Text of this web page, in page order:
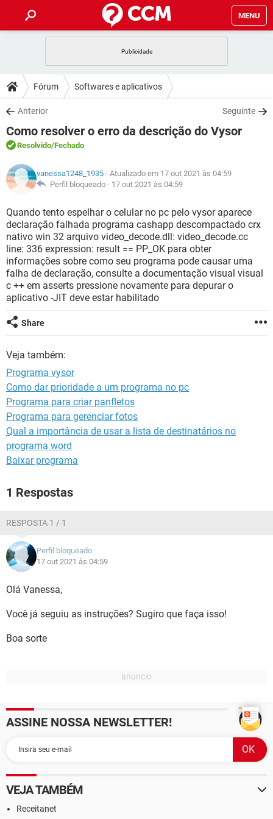
MENU
CELULAR FACEBOOK
OUTLOOK
INSTAGRAM GMAIL
GUIA DE COMPRAS
DICAS
JOGOS WHATSAPP
OUTLOOK
INSTAGRAM
GUIA DE COMPRAS
DOWNLOADS
JOGOS WHATSAPP
CELULAR
OUTLOOK EXCEL
INSTAGRAM
GUIA DE COMPRAS
FÓRUM
JOGOS
CELULAR FACEBOOK
INSTAGRAM GMAIL
GUIA DE COMPRAS
GLOSSÁRIO
JOGOS
CELULAR FACEBOOK
OUTLOOK EXCEL
INSTAGRAM GMAIL
GUIA DE COMPRAS
Fórum Softwares e aplicativos
Anterior Seguinte
Como resolver o erro da descrição do Vysor
Resolvido/Fechado
vanessa1248_1935 - Atualizado em 17 out 2021 às 04:59
Perfil bloqueado - 17 out 2021 às 04:59
Quando tento espelhar o celular no pc pelo vysor aparece
declaração falhada programa cashapp descompactado crx
nativo win 32 arquivo video_decode.dll: video_decode.cc
line: 336 expression: result == PP_OK para obter
informações sobre como seu programa pode causar uma
falha de declaração, consulte a documentação visual visual
c ++ em asserts pressione novamente para depurar o
aplicativo -JIT deve estar habilitado
Share
Veja também:
Programa vysor
Como dar prioridade a um programa no pc
Programa para criar panfletos
Programa para gerenciar fotos
Qual a importância de usar a lista de destinatários no
programa word
Baixar programa
1 Respostas
RESPOSTA 1 / 1
Perfil bloqueado
17 out 2021 às 04:59
Olá Vanessa,
Você já seguiu as instruções? Sugiro que faça isso!
Boa sorte
ASSINE NOSSA NEWSLETTER!
VEJA TAMBÉM
Receitanet